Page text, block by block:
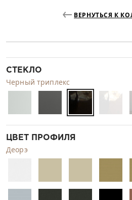
ВЕРНУТЬСЯ К
СТЕКЛО
Черный триплекс
ЦВЕТ ПРОФИЛЯ
Деорэ